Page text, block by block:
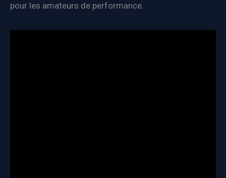
pour les amateurs de performance.